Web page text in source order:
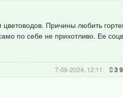
Причины любить
по себе не прихотливо. Ее
7-06-2024, 12:11 3